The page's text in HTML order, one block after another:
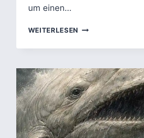
um einen…
WEITERLESEN DANIEL
–
EINEM
ZUG:
KLISCHEES,
KOMMUNIKATION,
KONVENTIONEN